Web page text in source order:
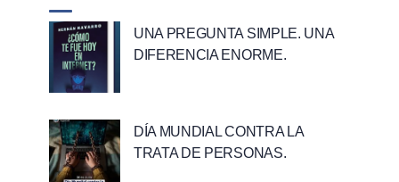
UNA PREGUNTA SIMPLE. UNA
DIFERENCIA ENORME.
DÍA MUNDIAL CONTRA LA
TRATA DE PERSONAS.